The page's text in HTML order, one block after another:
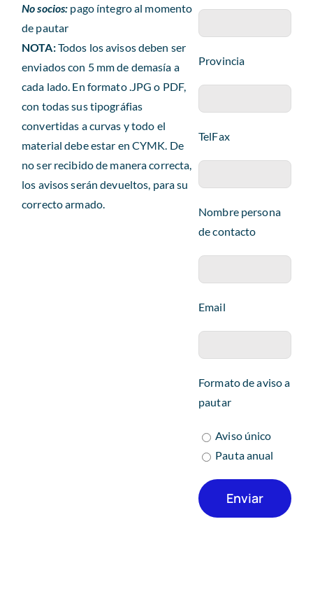
No socios: pago íntegro al momento
de pautar
NOTA:Todos los avisos deben ser
enviados con 5 mm de demasía a
cada lado. En formato .JPG o PDF,
con todas sus tipográfias
convertidas a curvas y todo el
material debe estar en CYMK. De
no ser recibido de manera correcta,
los avisos serán devueltos, para su
correcto armado.
Provincia
TelFax
Nombre persona
de contacto
Email
Formato de aviso a
pautar
Aviso único
Pauta anual